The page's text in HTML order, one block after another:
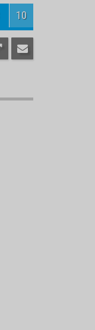
10